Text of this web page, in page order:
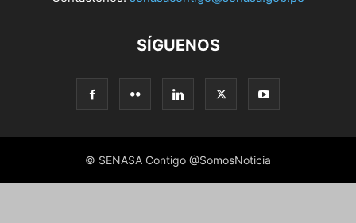
SÍGUENOS
© SENASA Contigo @SomosNoticia